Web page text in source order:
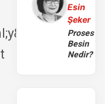
Esin
Şeker
Proses
Besin
Nedir?